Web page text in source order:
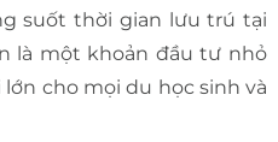
suốt thời gian lưu trú tại
là một khoản đầu tư nhỏ
cho mọi du học sinh và